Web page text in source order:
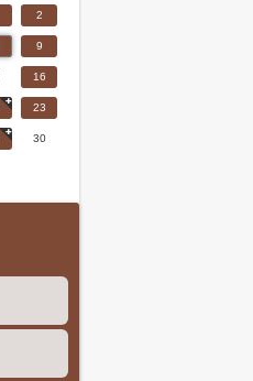
2
9
16
23
30